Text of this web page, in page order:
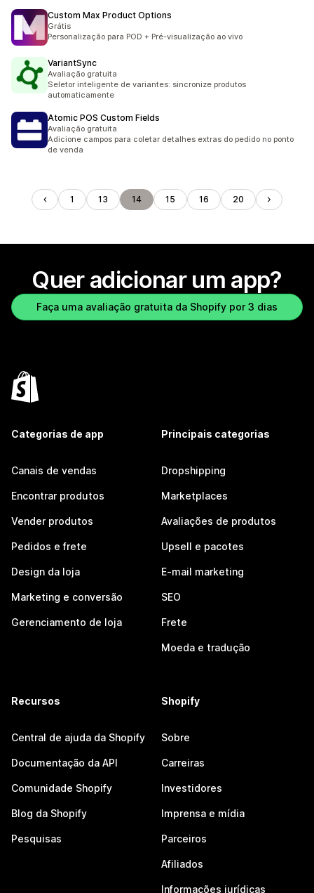
Custom Max Product Options
Grátis
Personalização para POD + Pré-visualização ao vivo
VariantSync
Avaliação gratuita
Seletor inteligente de variantes: sincronize produtos
automaticamente
Atomic POS Custom Fields
Avaliação gratuita
Adicione campos para coletar detalhes extras do pedido no ponto
de venda
1 13 14 15 16 20
Quer adicionar um app?
Faça uma avaliação gratuita da Shopify por 3 dias
Categorias de app
Canais de vendas
Encontrar produtos
Vender produtos
Pedidos e frete
Design da loja
Marketing e conversão
Gerenciamento de loja
Principais categorias
Dropshipping
Marketplaces
Avaliações de produtos
Upsell e pacotes
E-mail marketing
SEO
Frete
Moeda e tradução
Recursos
Central de ajuda da Shopify
Documentação da API
Comunidade Shopify
Blog da Shopify
Pesquisas
Shopify
Sobre
Carreiras
Investidores
Imprensa e mídia
Parceiros
Afiliados
Informações jurídicas